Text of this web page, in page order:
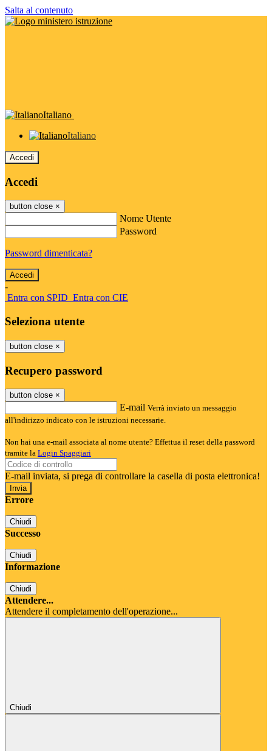
Salta al contenuto
Italiano
Italiano
Accedi
Accedi
button close ×
Nome Utente
Password
Password dimenticata?
-
Entra con SPID Entra con CIE
Seleziona utente
button close ×
Recupero password
button close ×
E-mail Verrà inviato un messaggio
all'indirizzo indicato con le istruzioni necessarie.
Non hai una e-mail associata al nome utente? Effettua il reset della password
tramite la Login Spaggiari
E-mail inviata, si prega di controllare la casella di posta elettronica!
Errore
Chiudi
Successo
Chiudi
Informazione
Chiudi
Attendere...
Attendere il completamento dell'operazione...
Chiudi